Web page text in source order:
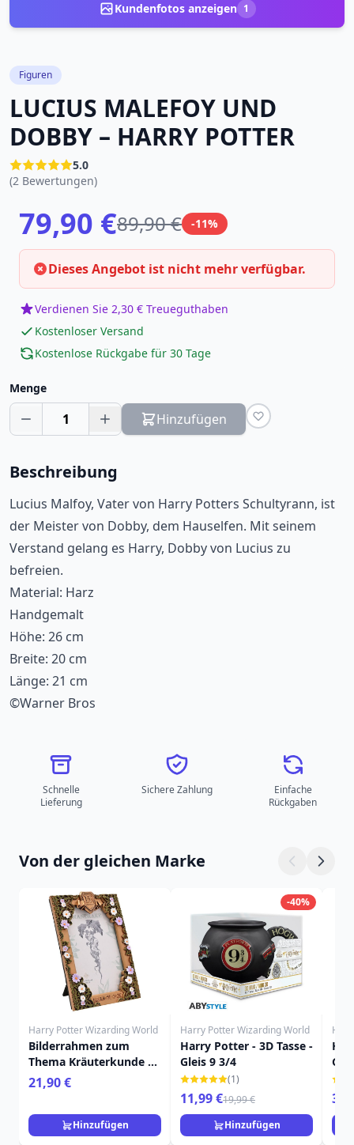
Kundenfotos anzeigen 1
Figuren
LUCIUS MALEFOY UND
DOBBY – HARRY POTTER
5.0
(2 Bewertungen)
79,90 €89,90 € -11%
Dieses Angebot ist nicht mehr verfügbar.
Verdienen Sie 2,30 € Treueguthaben
Kostenloser Versand
Kostenlose Rückgabe für 30 Tage
Menge
1 Hinzufügen
Beschreibung
Lucius Malfoy, Vater von Harry Potters Schultyrann, ist
der Meister von Dobby, dem Hauselfen. Mit seinem
Verstand gelang es Harry, Dobby von Lucius zu
befreien.
Material: Harz
Handgemalt
Höhe: 26 cm
Breite: 20 cm
Länge: 21 cm
©Warner Bros
Schnelle
Lieferung
Sichere Zahlung
Einfache
Rückgaben
Von der gleichen Marke
Harry Potter Wizarding World
Bilderrahmen zum
Thema Kräuterkunde –
Harry Potter
21,90 €
Hinzufügen
-40%
Harry Potter Wizarding World
Harry Potter - 3D Tasse -
Gleis 9 3/4
(1)
11,99 €19,99 €
Hinzufügen